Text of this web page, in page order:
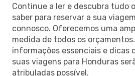
Continue a ler e descubra tudo
saber para reservar a sua
connosco. Oferecemos uma
medida de todos os
informações essenciais e dicas
suas viagens para Honduras
atribuladas possível.